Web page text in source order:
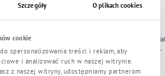
Szczegóły O plikach cookies
cookie
spersonalizowania treści i reklam, aby
i analizować ruch w naszej witrynie.
z naszej witryny, udostępniamy partnerom
się na konkretny termin
City
Stuttgart
(Germany)
UNITI
expo
19.05.-21.05.2026 –